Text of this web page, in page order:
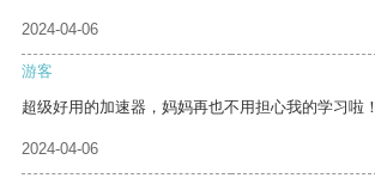
2024-04-06
游客
超级好用的加速器，妈妈再也不用担心我的学习啦！
2024-04-06